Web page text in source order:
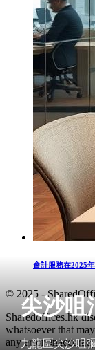
尖沙咀
九龍區尖沙咀
會計服務在2025
© 2025 -
Sharedoffices.hk
whatsoever that
any error,